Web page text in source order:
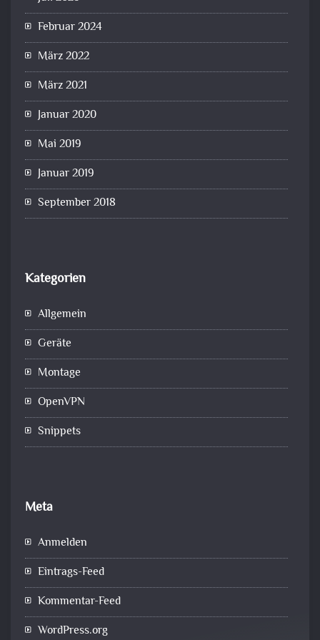
Februar 2024
März 2022
März 2021
Januar 2020
Mai 2019
Januar 2019
September 2018
Kategorien
Allgemein
Geräte
Montage
OpenVPN
Snippets
Meta
Anmelden
Eintrags-Feed
Kommentar-Feed
WordPress.org